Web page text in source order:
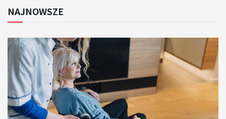
NAJNOWSZE